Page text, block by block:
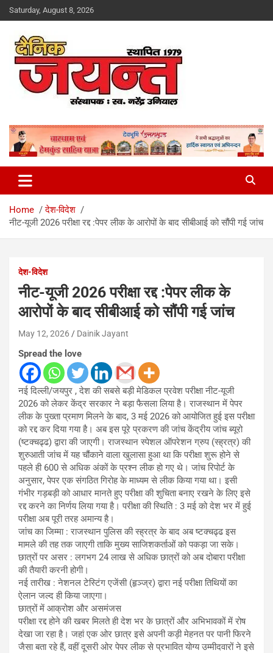
Skip
to
Saturday, August 8, 2026
Dainik Jayant
Home
देश-विदेश
नीट-यूजी 2026 परीक्षा रद्द :पेपर लीक के आरोपों के बाद सीबीआई को सौंपी गई जांच
देश-विदेश
नीट-यूजी 2026 परीक्षा रद्द :पेपर लीक के
आरोपों के बाद सीबीआई को सौंपी गई जांच
May 12, 2026 Dainik Jayant
Spread the love
नई दिल्ली/जयपुर , देश की सबसे बड़ी मेडिकल प्रवेश परीक्षा नीट-यूजी
2026 को लेकर केंद्र सरकार ने बड़ा फैसला लिया है। राजस्थान में पेपर
लीक के पुख्ता प्रमाण मिलने के बाद, 3 मई 2026 को आयोजित हुई इस परीक्षा
को रद्द कर दिया गया है। अब इस पूरे प्रकरण की जांच केंद्रीय जांच ब्यूरो
(ष्टक्चढ्ढ) द्वारा की जाएगी। राजस्थान स्पेशल ऑपरेशन ग्रुप (स्ह्रत्र) की
शुरुआती जांच में यह चौंकाने वाला खुलासा हुआ था कि परीक्षा शुरू होने से
पहले ही 600 से अधिक अंकों के प्रश्न लीक हो गए थे। जांच रिपोर्ट के
अनुसार, पेपर एक संगठित गिरोह के माध्यम से लीक किया गया था। इसी
गंभीर गड़बड़ी को आधार मानते हुए परीक्षा की शुचिता बनाए रखने के लिए इसे
रद्द करने का निर्णय लिया गया है। परीक्षा की स्थिति : 3 मई को देश भर में हुई
परीक्षा अब पूरी तरह अमान्य है।
जांच का जिम्मा : राजस्थान पुलिस की स्ह्रत्र के बाद अब ष्टक्चढ्ढ इस
मामले की तह तक जाएगी ताकि मुख्य साजिशकर्ताओं को पकड़ा जा सके।
छात्रों पर असर : लगभग 24 लाख से अधिक छात्रों को अब दोबारा परीक्षा
की तैयारी करनी होगी।
नई तारीख : नेशनल टेस्टिंग एजेंसी (हृञ्ज्र) द्वारा नई परीक्षा तिथियों का
ऐलान जल्द ही किया जाएगा।
छात्रों में आक्रोश और असमंजस
परीक्षा रद्द होने की खबर मिलते ही देश भर के छात्रों और अभिभावकों में रोष
देखा जा रहा है। जहां एक ओर छात्र इसे अपनी कड़ी मेहनत पर पानी फिरने
जैसा बता रहे हैं, वहीं दूसरी ओर पेपर लीक से प्रभावित योग्य उम्मीदवारों ने इसे